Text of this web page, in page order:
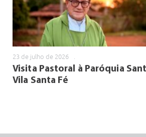
23 de julho de 2026
Visita Pastoral à Paróquia
Vila Santa Fé